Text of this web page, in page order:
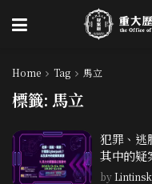
Home Tag 馬立
標籤: 馬立
犯罪、
其中的疑
by